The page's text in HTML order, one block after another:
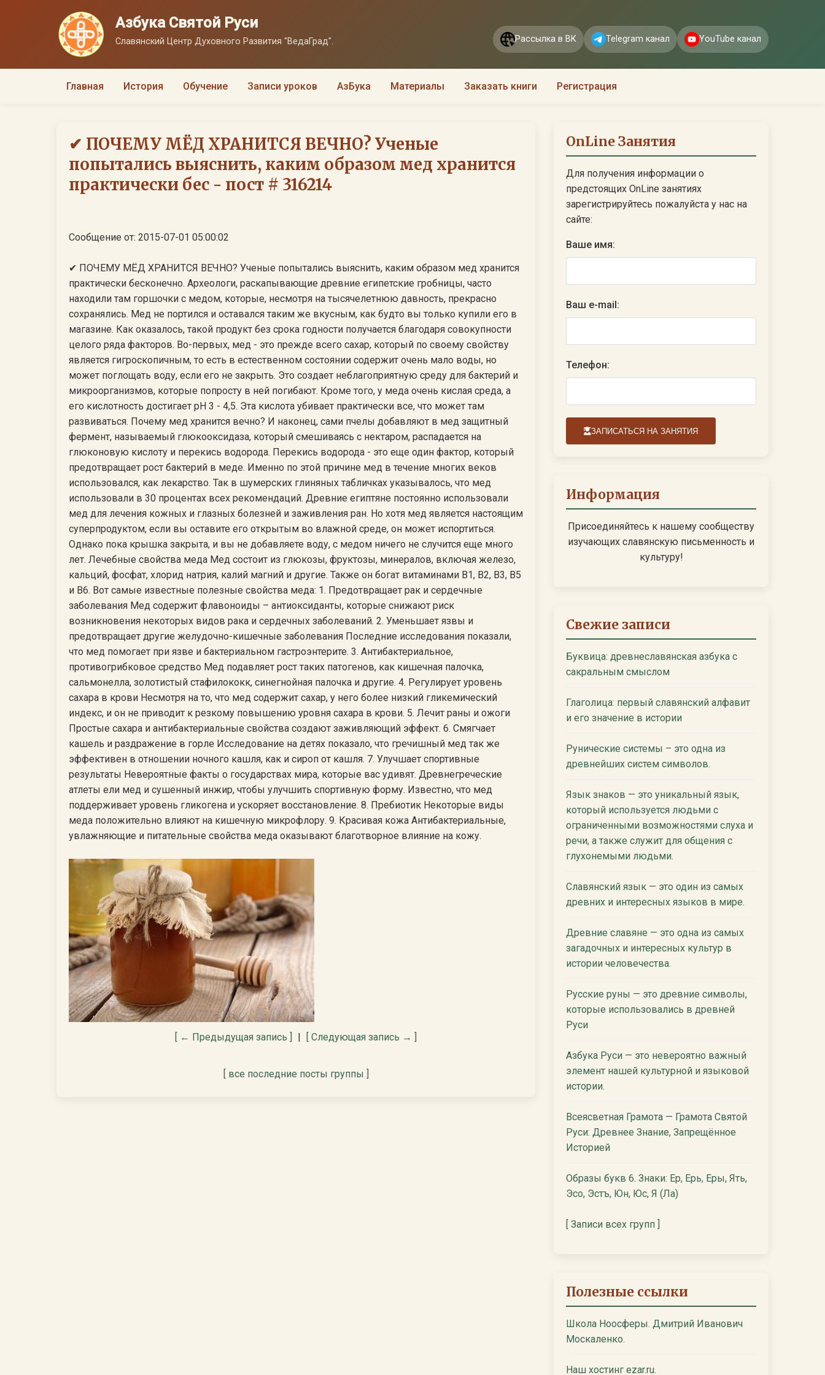
Азбука Святой Руси
Славянский Центр Духовного Развития "ВедаГрад". Рассылка в ВК Telegram канал YouTube канал
Главная История Обучение Записи уроков АзБука Материалы Заказать книги Регистрация
✔ ПОЧЕМУ МЁД ХРАНИТСЯ ВЕЧНО? Ученые
попытались выяснить, каким образом мед хранится
практически бес - пост # 316214
Сообщение от: 2015-07-01 05:00:02
✔ ПОЧЕМУ МЁД ХРАНИТСЯ ВЕЧНО? Ученые попытались выяснить, каким образом мед хранится
практически бесконечно. Археологи, раскапывающие древние египетские гробницы, часто
находили там горшочки с медом, которые, несмотря на тысячелетнюю давность, прекрасно
сохранялись. Мед не портился и оставался таким же вкусным, как будто вы только купили его в
магазине. Как оказалось, такой продукт без срока годности получается благодаря совокупности
целого ряда факторов. Во-первых, мед - это прежде всего сахар, который по своему свойству
является гигроскопичным, то есть в естественном состоянии содержит очень мало воды, но
может поглощать воду, если его не закрыть. Это создает неблагоприятную среду для бактерий и
микроорганизмов, которые попросту в ней погибают. Кроме того, у меда очень кислая среда, а
его кислотность достигает pH 3 - 4,5. Эта кислота убивает практически все, что может там
развиваться. Почему мед хранится вечно? И наконец, сами пчелы добавляют в мед защитный
фермент, называемый глюкооксидаза, который смешиваясь с нектаром, распадается на
глюконовую кислоту и перекись водорода. Перекись водорода - это еще один фактор, который
предотвращает рост бактерий в меде. Именно по этой причине мед в течение многих веков
использовался, как лекарство. Так в шумерских глиняных табличках указывалось, что мед
использовали в 30 процентах всех рекомендаций. Древние египтяне постоянно использовали
мед для лечения кожных и глазных болезней и заживления ран. Но хотя мед является настоящим
суперпродуктом, если вы оставите его открытым во влажной среде, он может испортиться.
Однако пока крышка закрыта, и вы не добавляете воду, с медом ничего не случится еще много
лет. Лечебные свойства меда Мед состоит из глюкозы, фруктозы, минералов, включая железо,
кальций, фосфат, хлорид натрия, калий магний и другие. Также он богат витаминами B1, B2, B3, B5
и B6. Вот самые известные полезные свойства меда: 1. Предотвращает рак и сердечные
заболевания Мед содержит флавоноиды – антиоксиданты, которые снижают риск
возникновения некоторых видов рака и сердечных заболеваний. 2. Уменьшает язвы и
предотвращает другие желудочно-кишечные заболевания Последние исследования показали,
что мед помогает при язве и бактериальном гастроэнтерите. 3. Антибактериальное,
противогрибковое средство Мед подавляет рост таких патогенов, как кишечная палочка,
сальмонелла, золотистый стафилококк, синегнойная палочка и другие. 4. Регулирует уровень
сахара в крови Несмотря на то, что мед содержит сахар, у него более низкий гликемический
индекс, и он не приводит к резкому повышению уровня сахара в крови. 5. Лечит раны и ожоги
Простые сахара и антибактериальные свойства создают заживляющий эффект. 6. Смягчает
кашель и раздражение в горле Исследование на детях показало, что гречишный мед так же
эффективен в отношении ночного кашля, как и сироп от кашля. 7. Улучшает спортивные
результаты Невероятные факты о государствах мира, которые вас удивят. Древнегреческие
атлеты ели мед и сушенный инжир, чтобы улучшить спортивную форму. Известно, что мед
поддерживает уровень гликогена и ускоряет восстановление. 8. Пребиотик Некоторые виды
меда положительно влияют на кишечную микрофлору. 9. Красивая кожа Антибактериальные,
увлажняющие и питательные свойства меда оказывают благотворное влияние на кожу.
[ ← Предыдущая запись ] | [ Следующая запись → ]
[ все последние посты группы ]
OnLine Занятия
Для получения информации о
предстоящих OnLine занятиях
зарегистрируйтесь пожалуйста у нас на
сайте:
Ваше имя:
Ваш e-mail:
Телефон:
ЗАПИСАТЬСЯ НА ЗАНЯТИЯ
Информация
Присоединяйтесь к нашему сообществу
изучающих славянскую письменность и
культуру!
Свежие записи
Буквица: древнеславянская азбука с
сакральным смыслом
Глаголица: первый славянский алфавит
и его значение в истории
Рунические системы – это одна из
древнейших систем символов.
Язык знаков — это уникальный язык,
который используется людьми с
ограниченными возможностями слуха и
речи, а также служит для общения с
глухонемыми людьми.
Славянский язык — это один из самых
древних и интересных языков в мире.
Древние славяне — это одна из самых
загадочных и интересных культур в
истории человечества.
Русские руны — это древние символы,
которые использовались в древней
Руси
Азбука Руси — это невероятно важный
элемент нашей культурной и языковой
истории.
Всеясветная Грамота — Грамота Святой
Руси: Древнее Знание, Запрещённое
Историей
Образы букв 6. Знаки: Ер, Ерь, Еры, Ять,
Эсо, Эстъ, Юн, Юс, Я (Ла)
[ Записи всех групп ]
Полезные ссылки
Школа Ноосферы. Дмитрий Иванович
Москаленко.
Наш хостинг ezar.ru.